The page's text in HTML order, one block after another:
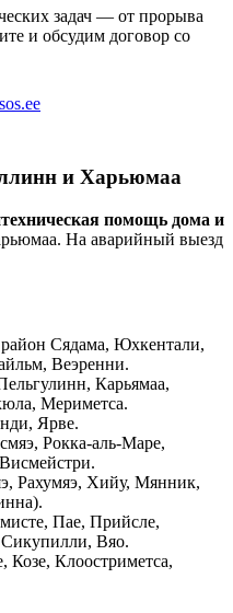
задач — от прорыва
и обсудим договор со
и Харьюмаа
помощь дома и
На аварийный выезд
район Сядама, Юхкентали,
Веэренни.
Карьямаа,
Мериметса.
Ярве.
Рокка-аль-Маре,
.
Рахумяэ, Хийу, Мянник,
.
Пае, Прийсле,
Сикупилли, Вяо.
Козе, Клоостриметса,